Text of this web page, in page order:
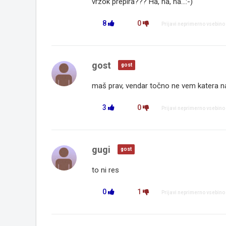
8 0 Prijavi neprimerno vsebino
gost gost
maš prav, vendar točno ne vem katera
3 0 Prijavi neprimerno vsebino
gugi gost
to ni res
0 1 Prijavi neprimerno vsebino